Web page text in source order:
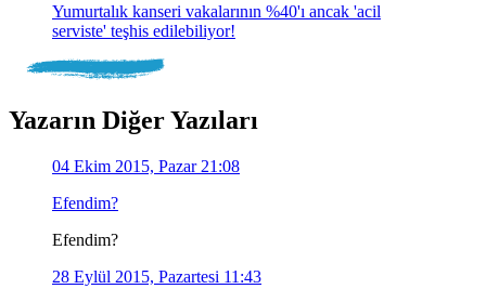
Yumurtalık kanseri vakalarının %40'ı ancak 'acil
serviste' teşhis edilebiliyor!
Yazarın Diğer Yazıları
04 Ekim 2015, Pazar 21:08
Efendim?
Efendim?
28 Eylül 2015, Pazartesi 11:43